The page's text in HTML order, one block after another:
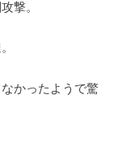
撃。
かったようで驚